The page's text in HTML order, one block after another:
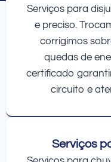
Serviços para
e preciso.
corrigimos
quedas de
certificado
circuito e
Serviços